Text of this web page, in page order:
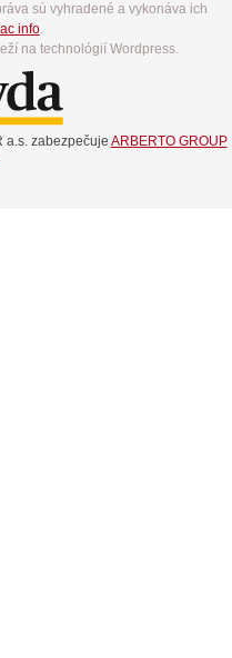
sú vyhradené a vykonáva ich
info.
na technológií Wordpress.
a.s. zabezpečuje ARBERTO GROUP